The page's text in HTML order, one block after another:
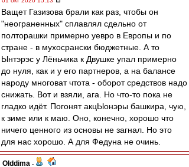
Ващет Газизова брали как раз, чтобы он
"неограненных" сплавлял сдельно от
полторашки примерно уевро в Европы и по
стране - в мухосрански бюджетные. А то
Ынтэрэс у Лёньчика к Двушке упал примерно
до нуля, как и у его партнеров, а на балансе
народу многоват чтота - оборот средствов надо
снижать. Вот и взяли, ага. Но что-то пока не
гладко идёт. Погонят акцЫонэры башкира, чую,
к зиме или к маю. Оно, конечно, хорошо что
ничего ценного из основы не загнал. Но это
для нас хорошо. А для Федуна не очинь.
Olddima -